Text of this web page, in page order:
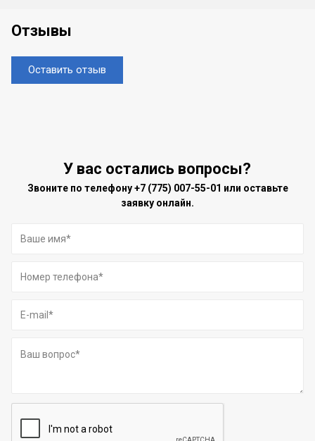
Отзывы
Оставить отзыв
У вас остались вопросы?
Звоните по телефону+7 (775) 007-55-01 или оставьте
заявку онлайн.